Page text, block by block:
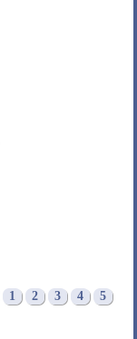
1 2 3 4 5